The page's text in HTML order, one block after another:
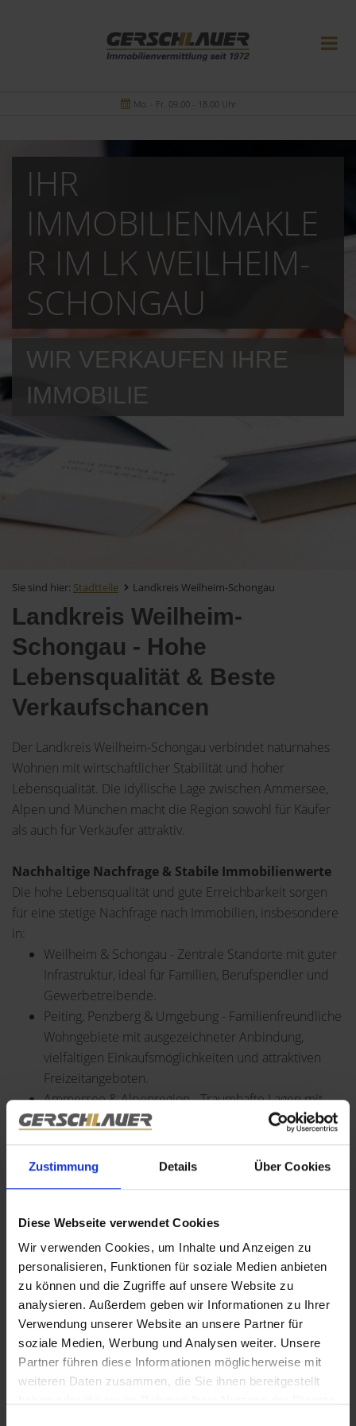
Zustimmung Details Über Cookies
Diese Webseite verwendet Cookies
Wir verwenden Cookies, um Inhalte und Anzeigen zu
personalisieren, Funktionen für soziale Medien anbieten
zu können und die Zugriffe auf unsere Website zu
analysieren. Außerdem geben wir Informationen zu Ihrer
Verwendung unserer Website an unsere Partner für
soziale Medien, Werbung und Analysen weiter. Unsere
Partner führen diese Informationen möglicherweise mit
weiteren Daten zusammen, die Sie ihnen bereitgestellt
Mo. - Fr. 09.00 - 18.00 Uhr
IHR
IMMOBILIENMAKLE
R IM LK WEILHEIM-
SCHONGAU
WIR VERKAUFEN IHRE
IMMOBILIE
Sie sind hier: Stadtteile Landkreis Weilheim-Schongau
Landkreis Weilheim-
Schongau - Hohe
Lebensqualität & Beste
Verkaufschancen
Der Landkreis Weilheim-Schongau verbindet naturnahes
Wohnen mit wirtschaftlicher Stabilität und hoher
Lebensqualität. Die idyllische Lage zwischen Ammersee,
Alpen und München macht die Region sowohl für Käufer
als auch für Verkäufer attraktiv.
Nachhaltige Nachfrage & Stabile Immobilienwerte
Die hohe Lebensqualität und gute Erreichbarkeit sorgen
für eine stetige Nachfrage nach Immobilien, insbesondere
in:
Weilheim & Schongau - Zentrale Standorte mit guter
Infrastruktur, ideal für Familien, Berufspendler und
Gewerbetreibende.
Peiting, Penzberg & Umgebung - Familienfreundliche
Wohngebiete mit ausgezeichneter Anbindung,
vielfältigen Einkaufsmöglichkeiten und attraktiven
Freizeitangeboten.
Ammersee & Alpenregion - Traumhafte Lagen mit
hohem Erholungswert, ideal für Naturliebhaber und
Kapitalanleger mit Blick auf
Wertsteigerungspotenzial.
schönsten Regionen Bayerns
Der Landkreis Weilheim-Schongau begeistert mit:
Vielfältigen Outdoor-Aktivitäten - Wander- und
Radwege, Seen und Wintersportmöglichkeiten in
direkter Nähe.
Kultureller Vielfalt & Tradition - Historische Altstädte,
regionale Feste und ein lebendiges Vereinsleben.
Hoher Freizeitwert & naturnahes Wohnen - Perfekte